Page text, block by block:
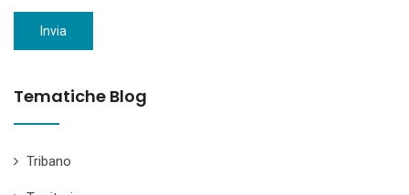
Invia
Tematiche Blog
Tribano